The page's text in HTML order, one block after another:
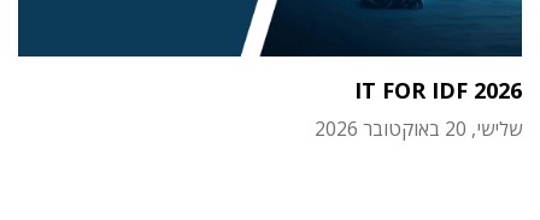
IT FOR IDF 2026
שלישי, 20 באוקטובר 2026